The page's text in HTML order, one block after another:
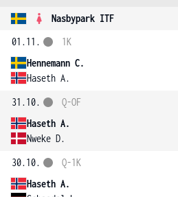
Nasbypark ITF
01.11.
Hennemann C.
Haseth A.
1K
31.10.
Haseth A.
Nweke D.
Q-OF
30.10.
Haseth A.
Q-1K